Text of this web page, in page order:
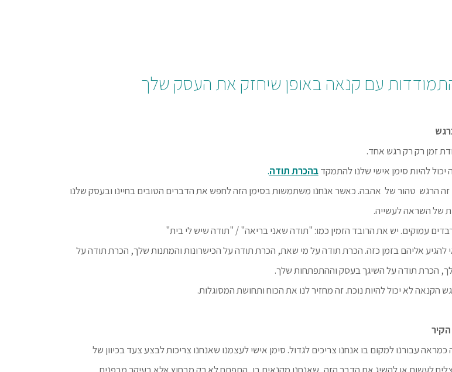
זמן רק רק רגש אחד.
להיות סימן אישי שלנו להתמקד בהכרת תודה.
זה הרגש טהור של אהבה. כאשר אנחנו משתמשות בסימן הזה לחפש את הדברים הטובים בחיינו ובעסק שלנו
של השראה לעשייה.
עמוקים. יש את הרובד הזמין כמו: "תודה שאני בריאה" / "תודה שיש לי בית"
להגיע אליהם בזמן כזה. הכרת תודה על מי שאת, הכרת תודה על הכישרונות והמתנות שלך, הכרת תודה על
הכרת תודה על השיגך בעסק וההתפתחות שלך.
לא יכול להיות נוכח. זה מחזיר לנו את הכוח ותחושת המסוגלות.
עבורנו למקום בו אנחנו צריכים לגדול. סימן אישי לעצמנו שאנחנו צריכות לבצע צעד בכיוון של